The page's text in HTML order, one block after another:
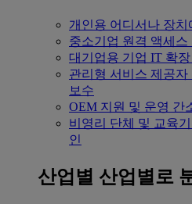
개인용 어디서나 장치
중소기업 원격 액세스
대기업용 기업 IT 확
관리형 서비스 제공자
보수
OEM 지원 및 운영 간
비영리 단체 및 교육
인
산업별 산업별로